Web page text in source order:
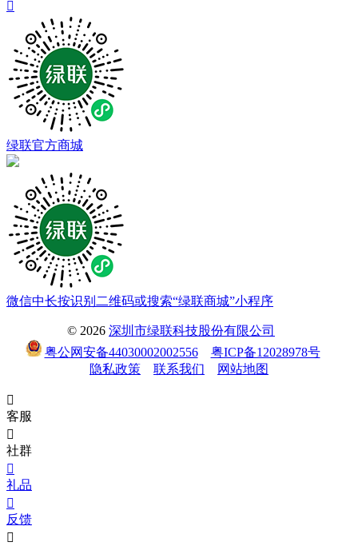

绿联官方商城
微信中长按识别二维码或搜索“绿联商城”小程序
© 2026 深圳市绿联科技股份有限公司
粤公网安备44030002002556
粤ICP备12028978号
隐私政策
联系我们 网站地图

客服

社群

礼品

反馈
